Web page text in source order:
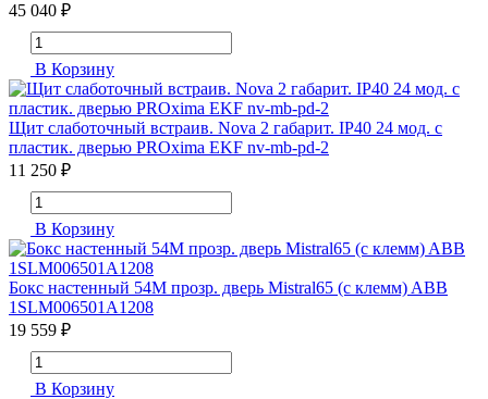
45 040 ₽
В Корзину
Щит слаботочный встраив. Nova 2 габарит. IP40 24 мод. с
пластик. дверью PROxima EKF nv-mb-pd-2
11 250 ₽
В Корзину
Бокс настенный 54М прозр. дверь Mistral65 (с клемм) ABB
1SLM006501A1208
19 559 ₽
В Корзину